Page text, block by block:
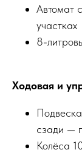
Автомат
участках
8-
Ходовая и
сзади —
Колёса